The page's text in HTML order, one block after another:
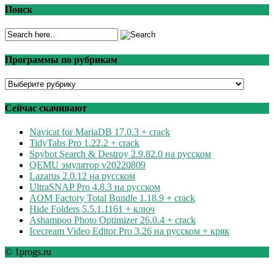
Поиск
Программы по рубрикам
Программы
рубрикам
Сейчас скачивают
Navicat for MariaDB 17.0.3 + crack
TidyTabs Pro 1.22.2 + crack
Spybot Search & Destroy 2.9.82.0 на русском
QEMU эмулятор v20220809
Lazarus 2.0.12 на русском
UltraSNAP Pro 4.8.3 на русском
AOM Factory Total Bundle 1.18.9 + crack
Hide Folders 5.5.1.1161 + ключ
Ashampoo Photo Optimizer 26.0.4 + crack
Icecream Video Editor Pro 3.26 на русском + кряк
© 1progs.ru